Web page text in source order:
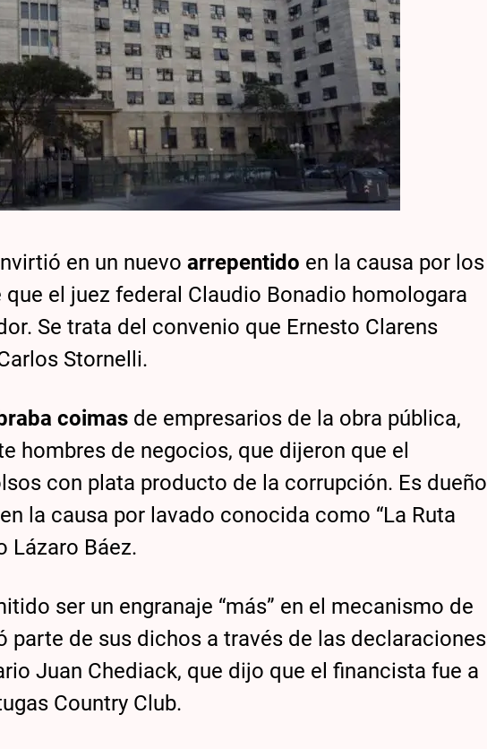
en un nuevoarrepentido en la causa por los
el juez federal Claudio Bonadio homologara
Se trata del convenio que Ernesto Clarens
Stornelli.
coimas de empresarios de la obra pública,
hombres de negocios, que dijeron que el
con plata producto de la corrupción. Es dueño
la causa por lavado conocida como “La Ruta
Lázaro Báez.
ser un engranaje “más” en el mecanismo de
de sus dichos a través de las declaraciones
Juan Chediack, que dijo que el financista fue a
Country Club.